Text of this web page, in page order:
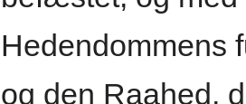
Hedendommens
og den Raahed,